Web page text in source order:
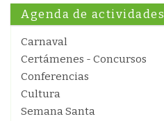
Agenda de actividades
Carnaval
Certámenes - Concursos
Conferencias
Cultura
Semana Santa